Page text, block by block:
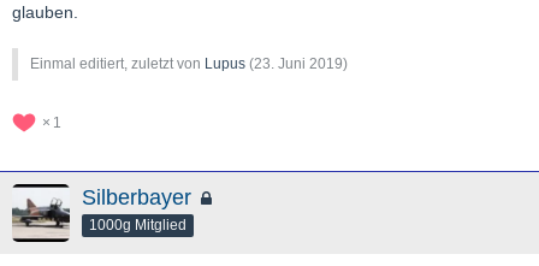
glauben.
Einmal editiert, zuletzt von Lupus (23. Juni 2019)
1
Silberbayer
1000g Mitglied